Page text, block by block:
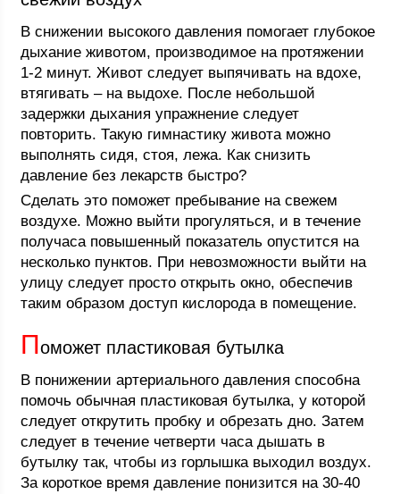
В снижении высокого давления помогает глубокое
дыхание животом, производимое на протяжении
1-2 минут. Живот следует выпячивать на вдохе,
втягивать – на выдохе. После небольшой
задержки дыхания упражнение следует
повторить. Такую гимнастику живота можно
выполнять сидя, стоя, лежа. Как снизить
давление без лекарств быстро?
Сделать это поможет пребывание на свежем
воздухе. Можно выйти прогуляться, и в течение
получаса повышенный показатель опустится на
несколько пунктов. При невозможности выйти на
улицу следует просто открыть окно, обеспечив
таким образом доступ кислорода в помещение.
Поможет пластиковая бутылка
В понижении артериального давления способна
помочь обычная пластиковая бутылка, у которой
следует открутить пробку и обрезать дно. Затем
следует в течение четверти часа дышать в
бутылку так, чтобы из горлышка выходил воздух.
За короткое время давление понизится на 30-40